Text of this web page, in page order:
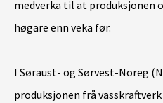
medverka til at produksjonen
høgare enn veka før.
I Søraust- og Sørvest-Noreg
produksjonen frå